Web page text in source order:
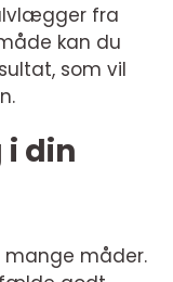
fra
kan du
som vil
i din
mange måder.